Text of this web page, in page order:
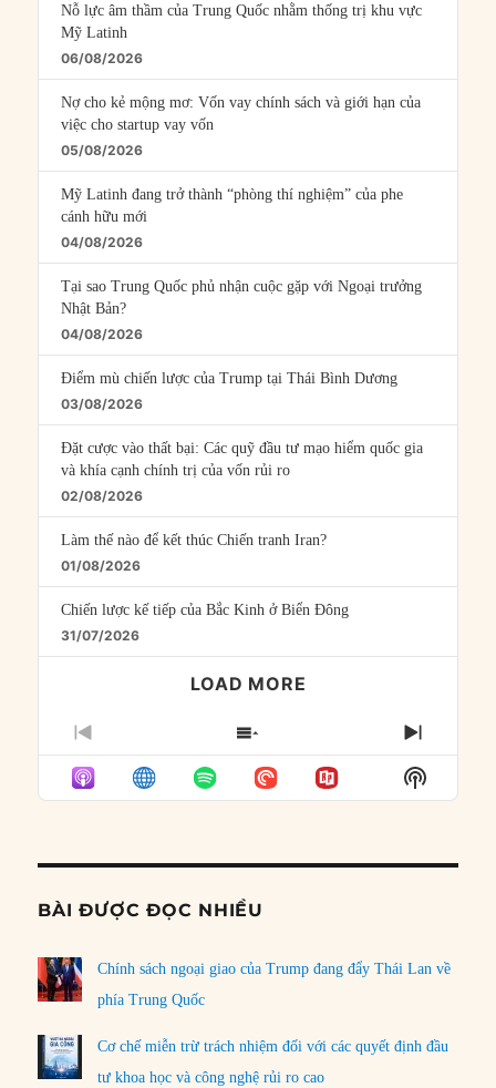
Nỗ lực âm thầm của Trung Quốc nhằm thống trị khu vực
Mỹ Latinh
06/08/2026
Nợ cho kẻ mộng mơ: Vốn vay chính sách và giới hạn của
việc cho startup vay vốn
05/08/2026
Mỹ Latinh đang trở thành “phòng thí nghiệm” của phe
cánh hữu mới
04/08/2026
Tại sao Trung Quốc phủ nhận cuộc gặp với Ngoại trưởng
Nhật Bản?
04/08/2026
Điểm mù chiến lược của Trump tại Thái Bình Dương
03/08/2026
Đặt cược vào thất bại: Các quỹ đầu tư mạo hiểm quốc gia
và khía cạnh chính trị của vốn rủi ro
02/08/2026
Làm thế nào để kết thúc Chiến tranh Iran?
01/08/2026
Chiến lược kế tiếp của Bắc Kinh ở Biển Đông
31/07/2026
LOAD MORE
PREVIOUS
EPISODE
SHOW
EPISODES
LIST
NEXT
Show
Podcast
BÀI ĐƯỢC ĐỌC NHIỀU
Chính sách ngoại giao của Trump đang đẩy Thái Lan về
phía Trung Quốc
Cơ chế miễn trừ trách nhiệm đối với các quyết định đầu
tư khoa học và công nghệ rủi ro cao